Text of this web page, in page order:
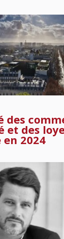
des
et des
en 2024